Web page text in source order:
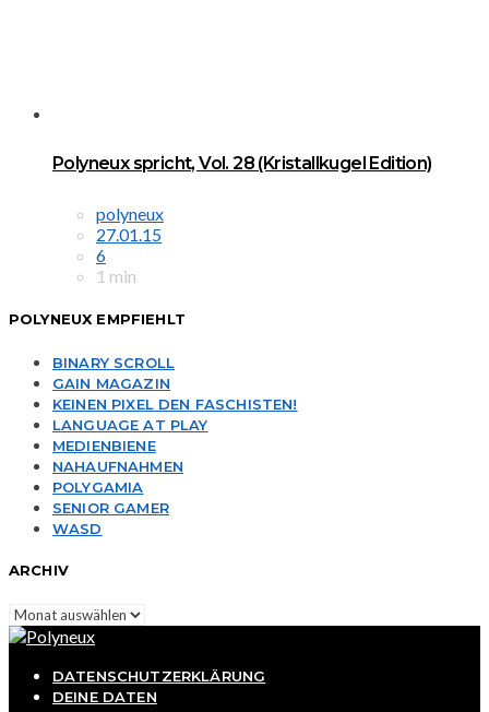
Polyneux spricht, Vol. 28 (Kristallkugel Edition)
polyneux
27.01.15
6
1 min
POLYNEUX EMPFIEHLT
BINARY SCROLL
GAIN MAGAZIN
KEINEN PIXEL DEN FASCHISTEN!
LANGUAGE AT PLAY
MEDIENBIENE
NAHAUFNAHMEN
POLYGAMIA
SENIOR GAMER
WASD
ARCHIV
Archiv
DATENSCHUTZERKLÄRUNG
DEINE DATEN